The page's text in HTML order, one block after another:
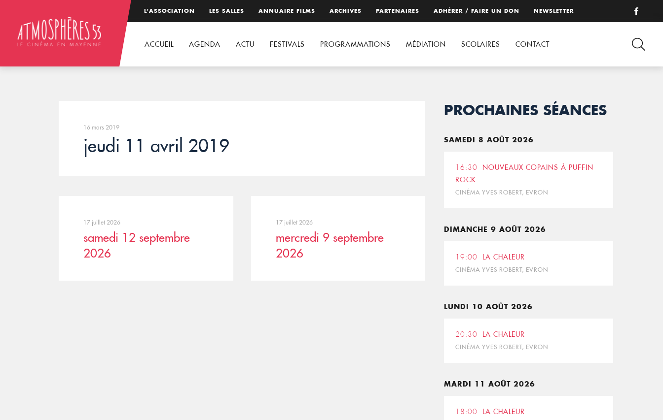
L’ASSOCIATION LES SALLES ANNUAIRE FILMS ARCHIVES PARTENAIRES ADHÉRER / FAIRE UN DON NEWSLETTER
ACCUEIL AGENDA ACTU FESTIVALS PROGRAMMATIONS MÉDIATION SCOLAIRES CONTACT
16 mars 2019
jeudi 11 avril 2019
17 juillet 2026
samedi 12 septembre
2026
17 juillet 2026
mercredi 9 septembre
2026
PROCHAINES SÉANCES
SAMEDI 8 AOÛT 2026
16:30
NOUVEAUX COPAINS À PUFFIN
ROCK
CINÉMA YVES ROBERT, EVRON
DIMANCHE 9 AOÛT 2026
19:00 LA CHALEUR
CINÉMA YVES ROBERT, EVRON
LUNDI 10 AOÛT 2026
20:30 LA CHALEUR
CINÉMA YVES ROBERT, EVRON
MARDI 11 AOÛT 2026
18:00 LA CHALEUR